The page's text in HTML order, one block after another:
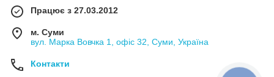
Працює з 27.03.2012
м. Суми
вул. Марка Вовчка 1, офіс 32, Суми, Україна
Контакти